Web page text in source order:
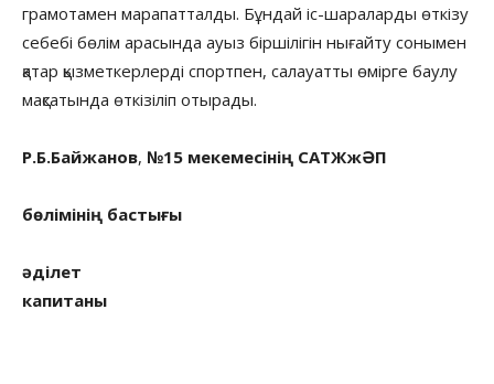
грамотамен марапатталды. Бұндай іс-шараларды өткізу
себебі бөлім арасында ауыз біршілігін нығайту сонымен
қатар қызметкерлерді спортпен, салауатты өмірге баулу
мақсатында өткізіліп отырады.
Р.Б.Байжанов, №15 мекемесінің САТЖжӘП
бөлімінің бастығы
әділет
капитаны